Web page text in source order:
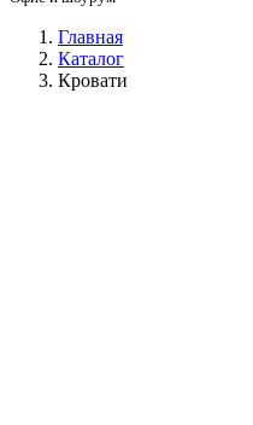
Главная
Каталог
Кровати